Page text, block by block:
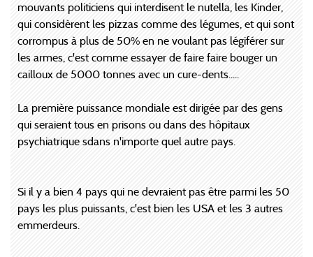
mouvants politiciens qui interdisent le nutella, les Kinder,
qui considèrent les pizzas comme des légumes, et qui sont
corrompus à plus de 50% en ne voulant pas légiférer sur
les armes, c'est comme essayer de faire faire bouger un
cailloux de 5000 tonnes avec un cure-dents.....
La première puissance mondiale est dirigée par des gens
qui seraient tous en prisons ou dans des hôpitaux
psychiatrique sdans n'importe quel autre pays.
Si il y a bien 4 pays qui ne devraient pas être parmi les 50
pays les plus puissants, c'est bien les USA et les 3 autres
emmerdeurs.